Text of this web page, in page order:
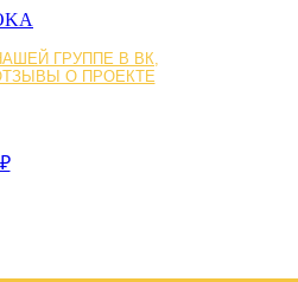
ГРУППЕ В ВК,
О ПРОЕКТЕ